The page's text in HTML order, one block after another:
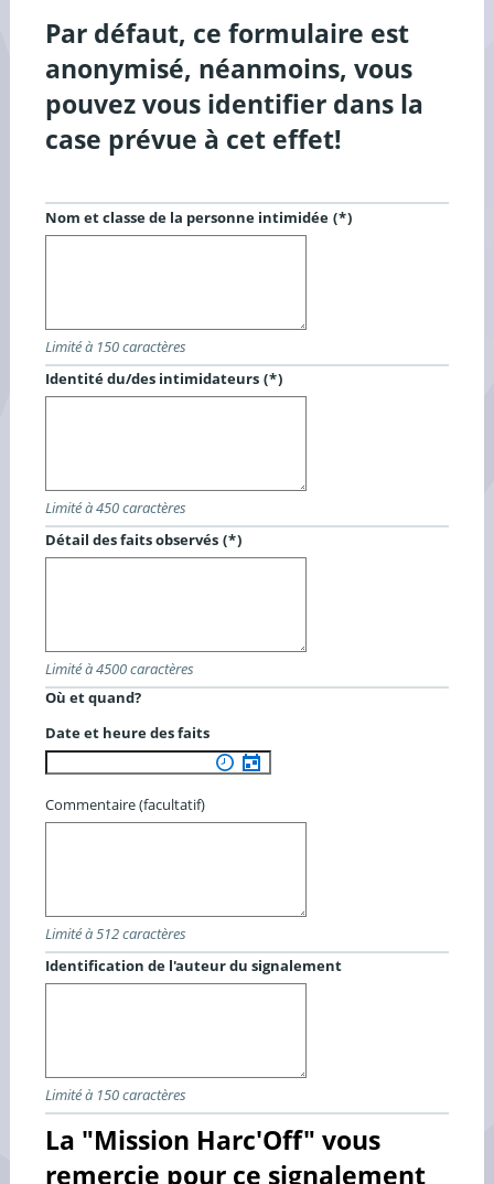
Par défaut, ce formulaire est
anonymisé, néanmoins, vous
pouvez vous identifier dans la
case prévue à cet effet!
Nom et classe de la personne intimidée Champ obligatoire
Limité à 150 caractères
Identité du/des intimidateurs
Champ obligatoire
Limité à 450 caractères
Détail des faits observés
Champ obligatoire
Limité à 4500 caractères
Où et quand?
Date et heure des faits
Commentaire (facultatif)
Limité à 512 caractères
Identification de l'auteur du signalement
Limité à 150 caractères
La "Mission Harc'Off" vous
remercie pour ce signalement